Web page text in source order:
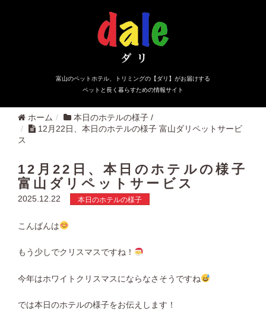
富山のペットホテル、トリミングの【ダリ】がお届けする
ペットと長く暮らすための情報サイト
ホーム 本日のホテルの様子 /
12月22日、本日のホテルの様子 富山ダリペットサービ
ス
12月22日、本日のホテルの様子
富山ダリペットサービス
2025.12.22 本日のホテルの様子
こんばんは
もう少しでクリスマスですね！
今年はホワイトクリスマスにならなさそうですね
では本日のホテルの様子をお伝えします！